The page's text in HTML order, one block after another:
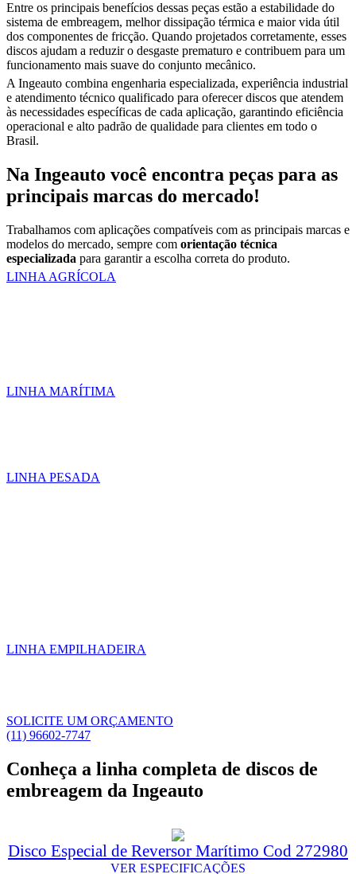
Entre os principais benefícios dessas peças estão a estabilidade do
sistema de embreagem, melhor dissipação térmica e maior vida útil
dos componentes de fricção. Quando projetados corretamente, esses
discos ajudam a reduzir o desgaste prematuro e contribuem para um
funcionamento mais suave do conjunto mecânico.
A Ingeauto combina engenharia especializada, experiência industrial
e atendimento técnico qualificado para oferecer discos que atendem
às necessidades específicas de cada aplicação, garantindo eficiência
operacional e alto padrão de qualidade para clientes em todo o
Brasil.
Na Ingeauto você encontra peças para as
principais marcas do mercado!
Trabalhamos com aplicações compatíveis com as principais marcas e
modelos do mercado, sempre com orientação técnica
especializada para garantir a escolha correta do produto.
LINHA AGRÍCOLA
LINHA MARÍTIMA
LINHA PESADA
LINHA EMPILHADEIRA
SOLICITE UM ORÇAMENTO
(11) 96602-7747
Conheça a linha completa de discos de
embreagem da Ingeauto
Disco Especial de Reversor Marítimo Cod 272980
VER ESPECIFICAÇÕES